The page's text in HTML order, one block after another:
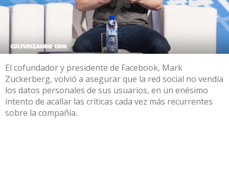
El cofundador y presidente de Facebook, Mark
Zuckerberg, volvió a asegurar que la red social no vendía
los datos personales de sus usuarios, en un enésimo
intento de acallar las críticas cada vez más recurrentes
sobre la compañía.